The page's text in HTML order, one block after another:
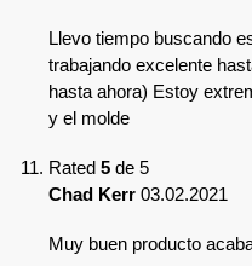
Llevo tiempo buscando
trabajando excelente
hasta ahora) Estoy
y el molde
Rated 5 de 5
Chad Kerr 03.02.2021
Muy buen producto